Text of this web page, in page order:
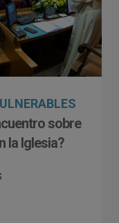
sobre
la Iglesia?